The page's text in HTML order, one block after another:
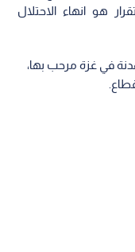
هو انهاء الاحتلال
في غزة مرحب بها،